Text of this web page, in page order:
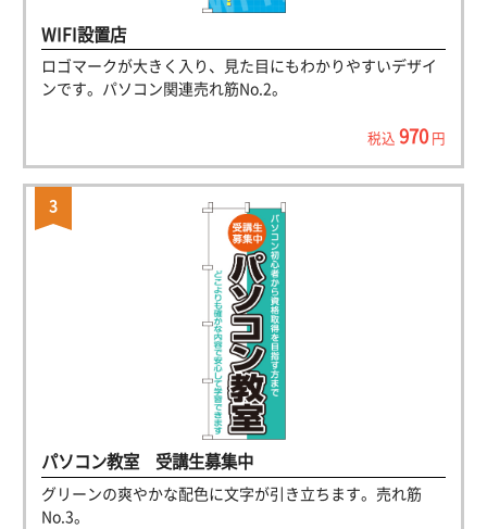
WIFI設置店
ロゴマークが大きく入り、見た目にもわかりやすいデザイ
ンです。パソコン関連売れ筋No.2。
税込 970円
パソコン教室 受講生募集中
グリーンの爽やかな配色に文字が引き立ちます。売れ筋
No.3。